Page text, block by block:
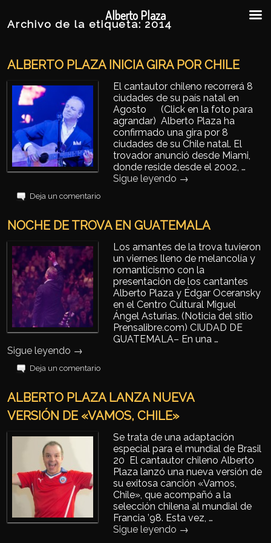
Archivo de la etiqueta: 2014
ALBERTO PLAZA INICIA GIRA POR CHILE
El cantautor chileno recorrerá 8
ciudades de su país natal en
Agosto (Click en la foto para
agrandar) Alberto Plaza ha
confirmado una gira por 8
ciudades de su Chile natal. El
trovador anunció desde Miami,
donde reside desde el 2002, …
Sigue leyendo →
Deja un comentario
NOCHE DE TROVA EN GUATEMALA
Los amantes de la trova tuvieron
un viernes lleno de melancolía y
romanticismo con la
presentación de los cantantes
Alberto Plaza y Édgar Oceransky
en el Centro Cultural Miguel
Ángel Asturias. (Noticia del sitio
Prensalibre.com) CIUDAD DE
GUATEMALA– En una …
Sigue leyendo →
Deja un comentario
ALBERTO PLAZA LANZA NUEVA
VERSIÓN DE «VAMOS, CHILE»
Se trata de una adaptación
especial para el mundial de Brasil
20 El cantautor chileno Alberto
Plaza lanzó una nueva versión de
su exitosa canción «Vamos,
Chile», que acompañó a la
selección chilena al mundial de
Francia ’98. Esta vez, …
Sigue leyendo →
Alberto Plaza